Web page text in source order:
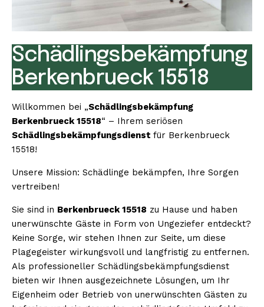
Schädlingsbekämpfung
Berkenbrueck 15518
Willkommen bei „Schädlingsbekämpfung
Berkenbrueck 15518“ – Ihrem seriösen
Schädlingsbekämpfungsdienst für Berkenbrueck
15518!
Unsere Mission: Schädlinge bekämpfen, Ihre Sorgen
vertreiben!
Sie sind in Berkenbrueck 15518 zu Hause und haben
unerwünschte Gäste in Form von Ungeziefer entdeckt?
Keine Sorge, wir stehen Ihnen zur Seite, um diese
Plagegeister wirkungsvoll und langfristig zu entfernen.
Als professioneller Schädlingsbekämpfungsdienst
bieten wir Ihnen ausgezeichnete Lösungen, um Ihr
Eigenheim oder Betrieb von unerwünschten Gästen zu